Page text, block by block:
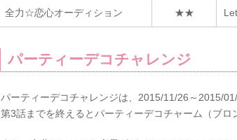
全力☆恋心オーディション ★★
パーティーデコチャレンジ
パーティーデコチャレンジは、2015/11/26～2015/
第3話までを終えるとパーティーデコチャーム（ブロ